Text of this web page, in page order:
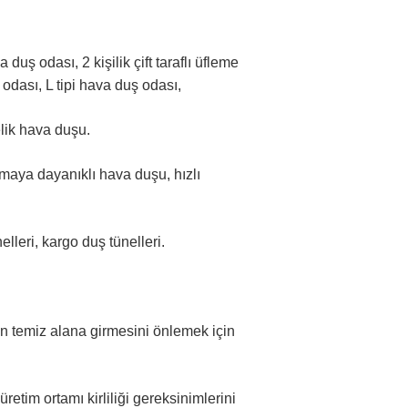
duş odası, 2 kişilik çift taraflı üfleme
L tipi hava duş odası,
hava duşu.
dayanıklı hava duşu, hızlı
kargo duş tünelleri.
temiz alana girmesini önlemek için
ortamı kirliliği gereksinimlerini